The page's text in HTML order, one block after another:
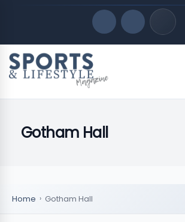
Quick Links
FOLLOW US
Gotham Hall
Home Gotham Hall